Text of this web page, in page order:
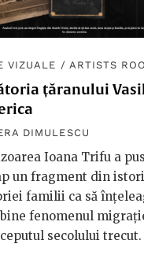
VIZUALE / ARTISTS
țăranului
DIMULESCU
Ioana Trifu a
un fragment din
familii ca să
fenomenul
secolului trecut.